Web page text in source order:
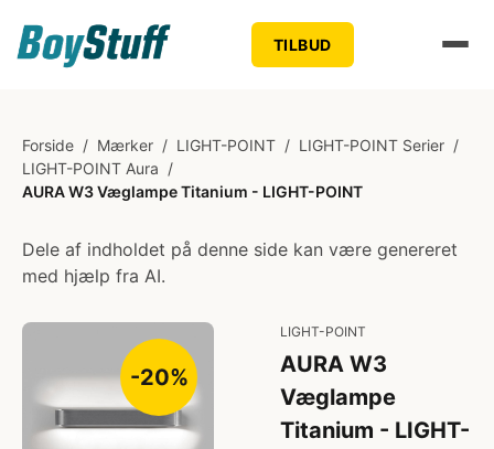
TILBUD
Forside / Mærker / LIGHT-POINT / LIGHT-POINT Serier /
LIGHT-POINT Aura /
AURA W3 Væglampe Titanium - LIGHT-POINT
Dele af indholdet på denne side kan være genereret
med hjælp fra AI.
-20%
LIGHT-POINT
AURA W3
Væglampe
Titanium - LIGHT-